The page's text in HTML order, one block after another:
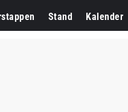
Stand Kalender